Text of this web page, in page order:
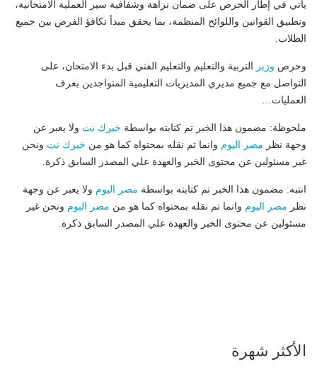
يأتي في إطار الحرص على ضمان نزاهة وشفافية سير العملية الامتحانية،
وتطبيق القوانين واللوائح المنظمة، بما يحقق مبدأ تكافؤ الفرص بين جميع
الطلاب.
وحرص وزير التربية والتعليم والتعليم الفني قبل بدء الامتحان، على
التواصل مع جميع مديري المديريات التعليمية المتواجدين بغرف
العمليات…
ملحوظة: مضمون هذا الخبر تم كتابته بواسطة خبرك نت ولا يعبر عن
وجهة نظر مصر اليوم وانما تم نقله بمحتواه كما هو من خبرك نت ونحن
غير مسئولين عن محتوى الخبر والعهدة علي المصدر السابق ذكرة.
انتبه: مضمون هذا الخبر تم كتابته بواسطة مصر اليوم ولا يعبر عن وجهة
نظر مصر اليوم وانما تم نقله بمحتواه كما هو من مصر اليوم ونحن غير
مسئولين عن محتوى الخبر والعهدة علي المصدر السابق ذكرة.
الأكثر شهرة